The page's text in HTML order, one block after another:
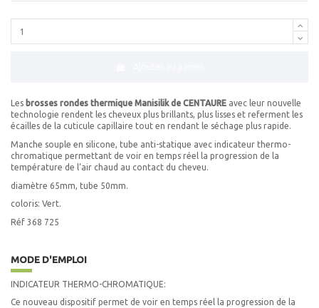
Les brosses rondes thermique Manisilik de CENTAURE avec leur nouvelle
technologie rendent les cheveux plus brillants, plus lisses et referment les
écailles de la cuticule capillaire tout en rendant le séchage plus rapide.
Manche souple en silicone, tube anti-statique avec indicateur thermo-
chromatique permettant de voir en temps réel la progression de la
température de l’air chaud au contact du cheveu.
diamètre 65mm, tube 50mm.
coloris: Vert.
Réf 368 725
MODE D'EMPLOI
INDICATEUR THERMO-CHROMATIQUE:
Ce nouveau dispositif permet de voir en temps réel la progression de la